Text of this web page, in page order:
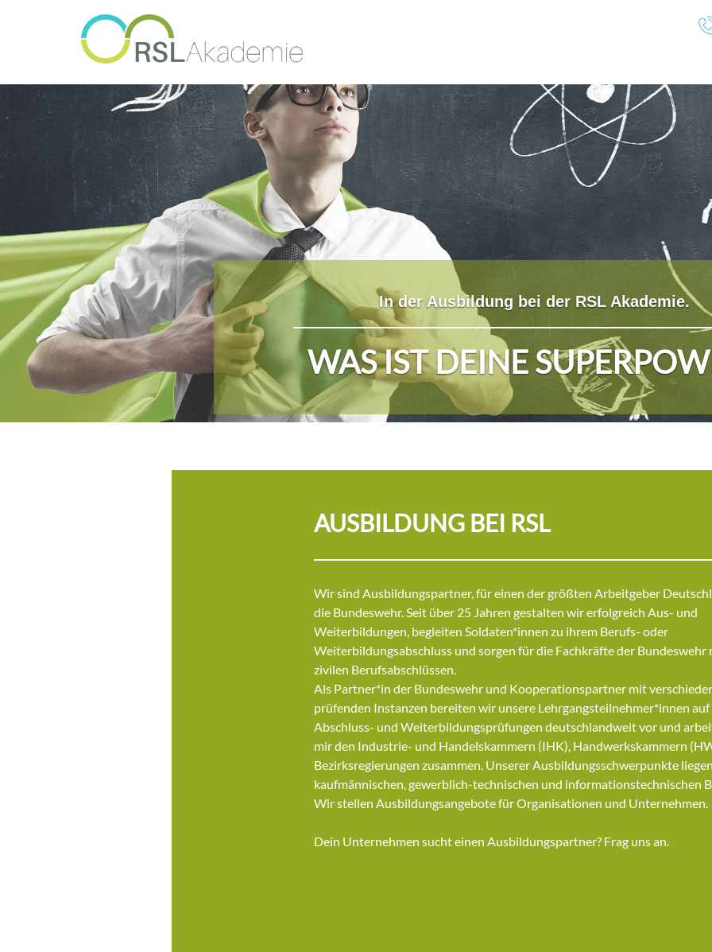
In der Ausbildung bei der RSL Akademie.
WAS IST DEINE
AUSBILDUNG BEI RSL
Wir sind Ausbildungspartner, für einen der größten Arbeitgeber
die Bundeswehr. Seit über 25 Jahren gestalten wir erfolgreich Aus- und
Weiterbildungen, begleiten Soldaten*innen zu ihrem Berufs- oder
Weiterbildungsabschluss und sorgen für die Fachkräfte der Bundeswehr
zivilen Berufsabschlüssen.
Als Partner*in der Bundeswehr und Kooperationspartner mit
prüfenden Instanzen bereiten wir unsere Lehrgangsteilnehmer*innen auf
Abschluss- und Weiterbildungsprüfungen deutschlandweit vor und
mir den Industrie- und Handelskammern (IHK), Handwerkskammern
Bezirksregierungen zusammen. Unserer Ausbildungsschwerpunkte
kaufmännischen, gewerblich-technischen und informationstechnischen
Wir stellen Ausbildungsangebote für Organisationen und Unternehmen.
Dein Unternehmen sucht einen Ausbildungspartner? Frag uns an.